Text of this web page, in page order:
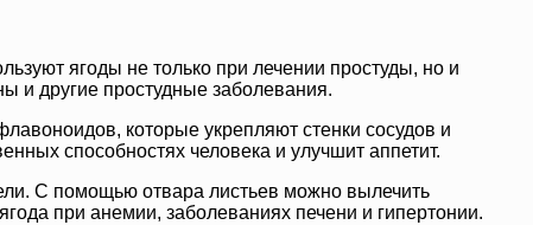
ягоды не только при лечении простуды, но и
и другие простудные заболевания.
которые укрепляют стенки сосудов и
способностях человека и улучшит аппетит.
С помощью отвара листьев можно вылечить
при анемии, заболеваниях печени и гипертонии.